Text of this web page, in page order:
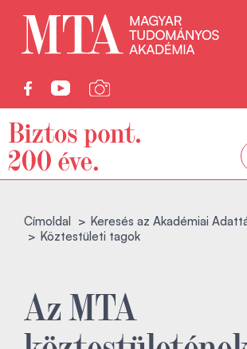
Címoldal
Keresés az Akadémiai
Köztestületi tagok
Az MTA